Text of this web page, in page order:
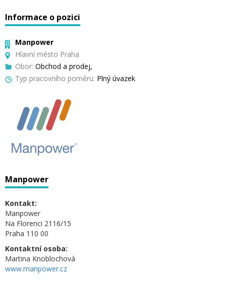
Informace o pozici
Manpower
Hlavní město Praha
Obor: Obchod a prodej,
Typ pracovního poměru: Plný úvazek
Manpower
Kontakt:
Manpower
Na Florenci 2116/15
Praha 110 00
Kontaktní osoba:
Martina Knoblochová
www.manpower.cz